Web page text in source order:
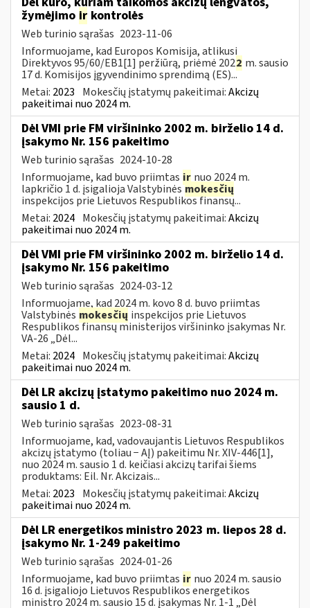
žymėjimo ir kontrolės
Web turinio sąrašas 2023-11-06
Informuojame, kad Europos Komisija, atlikusi
Direktyvos 95/60/EB1[1] peržiūrą, priėmė 2022 m. sausio
17 d. Komisijos įgyvendinimo sprendimą (ES)...
Metai: 2023 Mokesčių įstatymų pakeitimai:Akcizų
pakeitimai nuo 2024 m.
Dėl VMI prie FM viršininko 2002 m. birželio 14 d.
įsakymo Nr. 156 pakeitimo
Web turinio sąrašas 2024-10-28
Informuojame, kad buvo priimtas ir nuo 2024 m.
lapkričio 1 d. įsigalioja Valstybinėsmokesčių
inspekcijos prie Lietuvos Respublikos finansų...
Metai: 2024 Mokesčių įstatymų pakeitimai:Akcizų
pakeitimai nuo 2024 m.
Dėl VMI prie FM viršininko 2002 m. birželio 14 d.
įsakymo Nr. 156 pakeitimo
Web turinio sąrašas 2024-03-12
Informuojame, kad 2024 m. kovo 8 d. buvo priimtas
Valstybinės mokesčių inspekcijos prie Lietuvos
Respublikos finansų ministerijos viršininko įsakymas Nr.
VA-26 „Dėl...
Metai: 2024 Mokesčių įstatymų pakeitimai:Akcizų
pakeitimai nuo 2024 m.
Dėl LR akcizų įstatymo pakeitimo nuo 2024 m.
sausio 1 d.
Web turinio sąrašas 2023-08-31
Informuojame, kad, vadovaujantis Lietuvos Respublikos
akcizų įstatymo (toliau − AĮ) pakeitimu Nr. XIV-446[1],
nuo 2024 m. sausio 1 d. keičiasi akcizų tarifai šiems
produktams: Eil. Nr. Akcizais...
Metai: 2023 Mokesčių įstatymų pakeitimai:Akcizų
pakeitimai nuo 2024 m.
Dėl LR energetikos ministro 2023 m. liepos 28 d.
įsakymo Nr. 1-249 pakeitimo
Web turinio sąrašas 2024-01-26
Informuojame, kad buvo priimtas ir nuo 2024 m. sausio
16 d. įsigaliojo Lietuvos Respublikos energetikos
ministro 2024 m. sausio 15 d. įsakymas Nr. 1-1 „Dėl